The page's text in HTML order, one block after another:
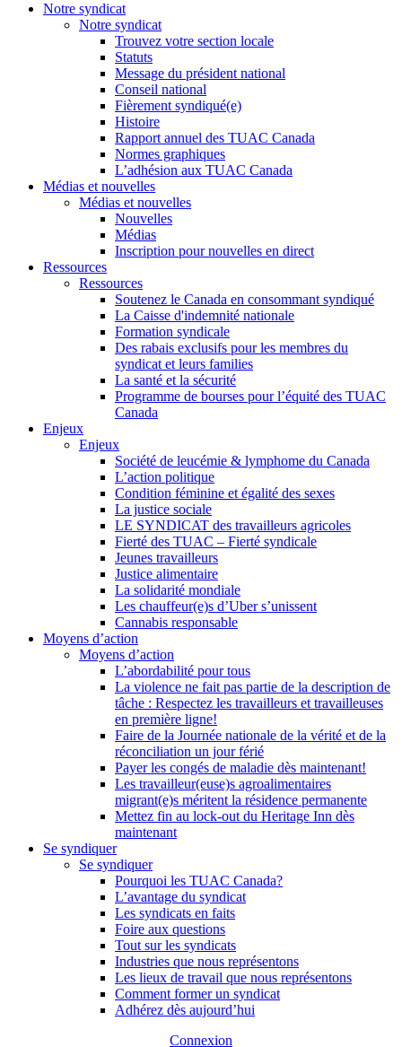
Notre syndicat
Notre syndicat
Trouvez votre section locale
Statuts
Message du président national
Conseil national
Fièrement syndiqué(e)
Histoire
Rapport annuel des TUAC Canada
Normes graphiques
L’adhésion aux TUAC Canada
Médias et nouvelles
Médias et nouvelles
Nouvelles
Médias
Inscription pour nouvelles en direct
Ressources
Ressources
Soutenez le Canada en consommant syndiqué
La Caisse d'indemnité nationale
Formation syndicale
Des rabais exclusifs pour les membres du
syndicat et leurs families
La santé et la sécurité
Programme de bourses pour l’équité des TUAC
Canada
Enjeux
Enjeux
Société de leucémie & lymphome du Canada
L’action politique
Condition féminine et égalité des sexes
La justice sociale
LE SYNDICAT des travailleurs agricoles
Fierté des TUAC – Fierté syndicale
Jeunes travailleurs
Justice alimentaire
La solidarité mondiale
Les chauffeur(e)s d’Uber s’unissent
Cannabis responsable
Moyens d’action
Moyens d’action
L’abordabilité pour tous
La violence ne fait pas partie de la description de
tâche : Respectez les travailleurs et travailleuses
en première ligne!
Faire de la Journée nationale de la vérité et de la
réconciliation un jour férié
Payer les congés de maladie dès maintenant!
Les travailleur(euse)s agroalimentaires
migrant(e)s méritent la résidence permanente
Mettez fin au lock-out du Heritage Inn dès
maintenant
Se syndiquer
Se syndiquer
Pourquoi les TUAC Canada?
L’avantage du syndicat
Les syndicats en faits
Foire aux questions
Tout sur les syndicats
Industries que nous représentons
Les lieux de travail que nous représentons
Comment former un syndicat
Adhérez dès aujourd’hui
Connexion